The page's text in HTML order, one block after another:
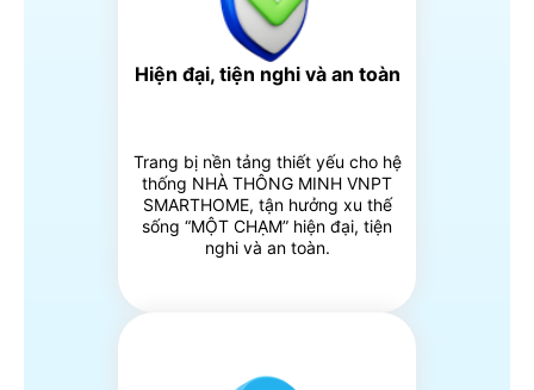
Hiện đại, tiện nghi và an toàn
Trang bị nền tảng thiết yếu cho hệ
thống NHÀ THÔNG MINH VNPT
SMARTHOME, tận hưởng xu thế
sống “MỘT CHẠM” hiện đại, tiện
nghi và an toàn.